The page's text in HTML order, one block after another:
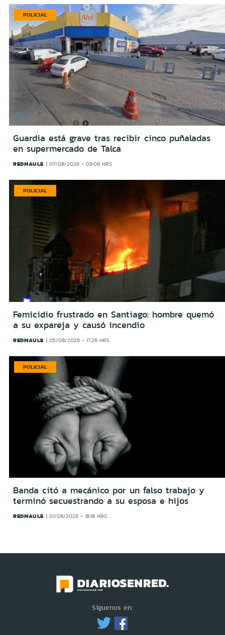
POLICIAL
Guardia está grave tras recibir cinco puñaladas
en supermercado de Talca
REDMAULE 07/08/2026 - 09:09 HRS
POLICIAL
Femicidio frustrado en Santiago: hombre quemó
a su expareja y causó incendio
REDMAULE 05/08/2026 - 17:26 HRS
POLICIAL
Banda citó a mecánico por un falso trabajo y
terminó secuestrando a su esposa e hijos
REDMAULE 01/08/2026 - 18:18 HRS
Síguenos en: